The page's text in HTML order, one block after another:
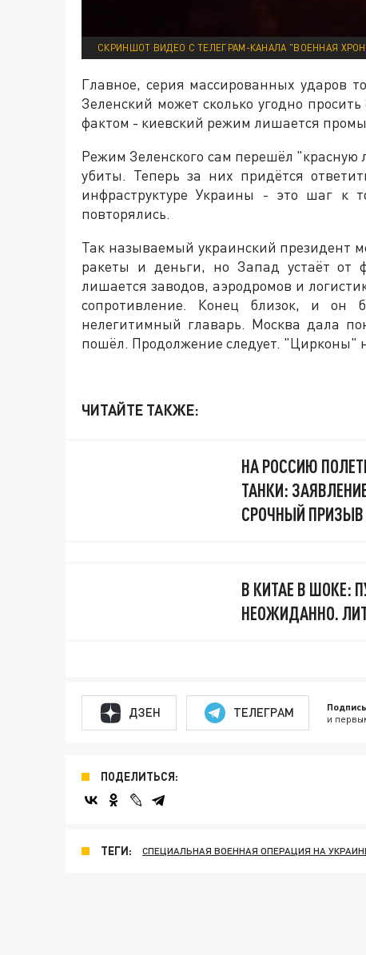
СКРИНШОТ ВИДЕО С ТЕЛЕГРАМ-КАНАЛА "ВОЕННАЯ
Главное, серия массированных ударов
Зеленский может сколько угодно
фактом - киевский режим лишается
Режим Зеленского сам перешёл "красную
убиты. Теперь за них придётся
инфраструктуре Украины - это шаг к
повторялись.
Так называемый украинский президент
ракеты и деньги, но Запад устаёт от
лишается заводов, аэродромов и
сопротивление. Конец близок, и он
нелегитимный главарь. Москва дала
пошёл. Продолжение следует. "Цирконы"
ЧИТАЙТЕ ТАКЖЕ:
НА РОССИЮ
ТАНКИ:
СРОЧНЫЙ
В КИТАЕ В ШОКЕ:
НЕОЖИДАННО.
ДЗЕН ТЕЛЕГРАМ и
ПОДЕЛИТЬСЯ:
ТЕГИ: СПЕЦИАЛЬНАЯ ВОЕННАЯ ОПЕРАЦИЯ НА